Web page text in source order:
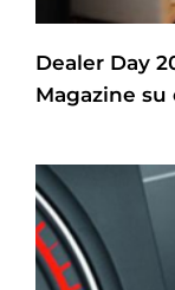
Dealer Day
Magazine